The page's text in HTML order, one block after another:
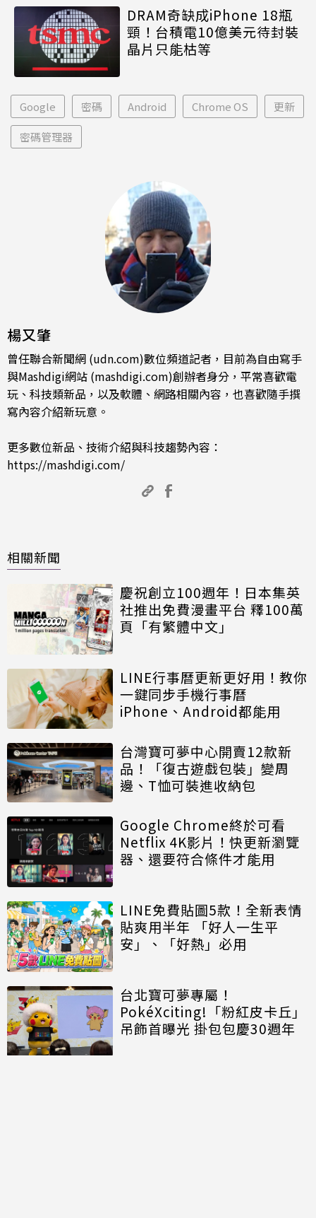
DRAM奇缺成iPhone 18瓶
頸！台積電10億美元待封裝
晶片只能枯等
Google 密碼 Android Chrome OS 更新
密碼管理器
楊又肇
曾任聯合新聞網 (udn.com)數位頻道記者，目前為自由寫手
與Mashdigi網站 (mashdigi.com)創辦者身分，平常喜歡電
玩、科技類新品，以及軟體、網路相關內容，也喜歡隨手撰
寫內容介紹新玩意。
更多數位新品、技術介紹與科技趨勢內容：
https://mashdigi.com/
相關新聞
慶祝創立100週年！日本集英
社推出免費漫畫平台 釋100萬
頁「有繁體中文」
LINE行事曆更新更好用！教你
一鍵同步手機行事曆
iPhone、Android都能用
台灣寶可夢中心開賣12款新
品！「復古遊戲包裝」變周
邊、T恤可裝進收納包
Google Chrome終於可看
Netflix 4K影片！快更新瀏覽
器、還要符合條件才能用
LINE免費貼圖5款！全新表情
貼爽用半年 「好人一生平
安」、「好熱」必用
台北寶可夢專屬！
PokéXciting!「粉紅皮卡丘」
吊飾首曝光 掛包包慶30週年